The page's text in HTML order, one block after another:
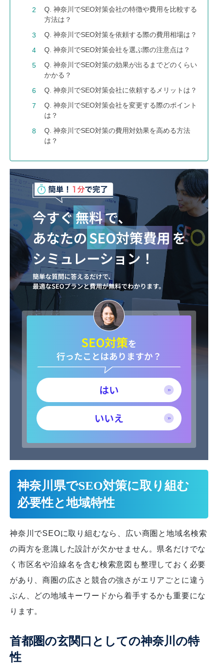
Q. 神奈川でSEO対策会社の特徴や費用を比較する
方法は？
Q. 神奈川でSEO対策を依頼する際の費用相場は？
Q. 神奈川でSEO対策会社を選ぶ際の注意点は？
Q. 神奈川でSEO対策の効果が出るまでどのくらい
かかる？
Q. 神奈川でSEO対策会社に依頼するメリットは？
Q. 神奈川でSEO対策会社を変更する際のポイント
は？
Q. 神奈川でSEO対策の費用対効果を高める方法
は？
今すぐ無料で、
あなたのSEO対策費用 を
シミュレーション！
簡単な質問に答えるだけで、
最適なSEOプランと費用が無料でわかります。
SEO対策を
行ったことはありますか？
はい
いいえ
神奈川県でSEO対策に取り組む
必要性と地域特性
神奈川でSEOに取り組むなら、広い商圏と地域名検索
の両方を意識した設計が欠かせません。県名だけでな
く市区名や沿線名を含む検索意図も整理しておく必要
があり、商圏の広さと競合の強さがエリアごとに違う
ぶん、どの地域キーワードから着手するかも重要にな
ります。
首都圏の玄関口としての神奈川の特
性